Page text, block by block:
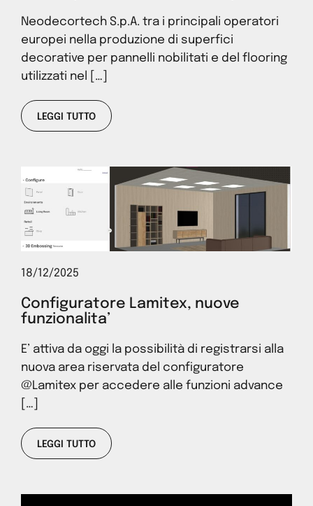
Neodecortech S.p.A. tra i principali operatori
europei nella produzione di superfici
decorative per pannelli nobilitati e del flooring
utilizzati nel […]
LEGGI TUTTO
18/12/2025
Configuratore Lamitex, nuove
funzionalita’
E’ attiva da oggi la possibilità di registrarsi alla
nuova area riservata del configuratore
@Lamitex per accedere alle funzioni advance
[…]
LEGGI TUTTO